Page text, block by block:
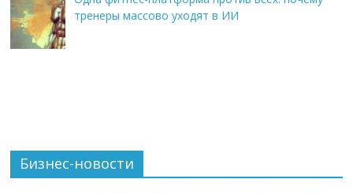
тренеры массово уходят в ИИ
Бизнес-новости